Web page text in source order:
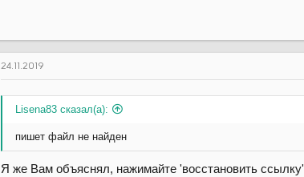
24.11.2019
Lisena83 сказал(а):
пишет файл не найден
Я же Вам объяснял, нажимайте 'восстановить ссылку'